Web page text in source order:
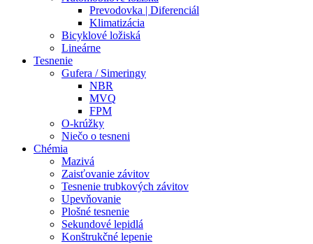
Prevodovka | Diferenciál
Klimatizácia
Bicyklové ložiská
Lineárne
Tesnenie
Gufera / Simeringy
NBR
MVQ
FPM
O-krúžky
Niečo o tesneni
Chémia
Mazivá
Zaisťovanie závitov
Tesnenie trubkových závitov
Upevňovanie
Plošné tesnenie
Sekundové lepidlá
Konštrukčné lepenie